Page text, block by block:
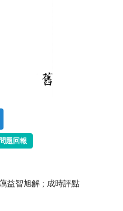
問題回報
益智旭解 ; 成時評點